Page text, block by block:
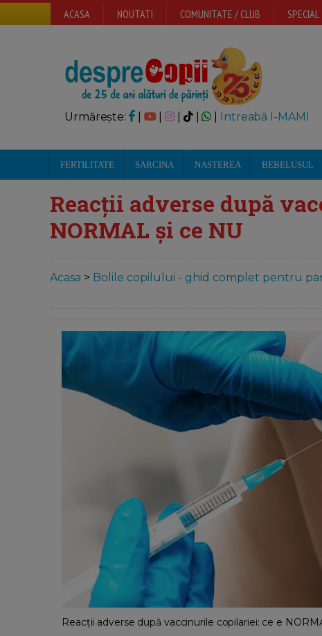
ACASA NOUTATI COMUNITATE / CLUB SPECIAL
Urmărește: | | Intreabă I-MAMI
FERTILITATE SARCINA NASTEREA BEBELUSUL
Reacții adverse după
NORMAL și ce NU
Acasa > Bolile copilului - ghid complet pentru
Reacții adverse după vaccinurile copilariei: ce e